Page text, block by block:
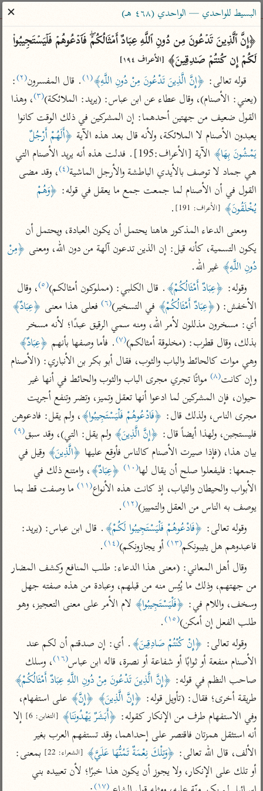
ساهم معنا في نشر القرآن والعلم الشرعي
الباحث القرآني
بحث تفسير علوم مصاحف معاجم
Type 2 or more characters for results.
Type 1 or more
characters for results.
أمّهات
تفسير الطبري
تفسير ابن كثير
تفسير القرطبي
تفسير البغوي
جمع الأقوال
تفسير ابن الجوزي
تفسير الماوردي
منتقاة
تفسير ابن القيم
تفسير ابن تيمية
عامّة
تفسير السمعاني
تفسير مكّي
محاسن التأويل
للقاسمي
تفسير الثعالبي
تفسير السمرقندي
تفسير الثعلبي
عامّة
فتح البيان للقنوجي
فتح القدير للشوكاني
موسوعات
تفسير الرازي
أخرى
أضواء البيان
نظم الدرر للبقاعي
لغة وبلاغة
التحرير والتنوير
المحرر الوجيز لابن
عطية
البحر المحيط لأبي
حيان
البسيط للواحدي
تفسير أبي السعود
الكشاف للزمخشري
معاصرة
الميسر
المختصر في
التفسير
تفسير السعدي
أيسر التفاسير
تفسير ابن عثيمين
مركَّزة العبارة
تفسير الجلالين
جامع البيان للإيجي
تفسير البيضاوي
تفسير النسفي
الوجيز للواحدي
تفسير ابن أبي زمنين
آثار
الدر المنثور
تفسير مقاتل
تفسير قتادة
اشترك لتصلك أخبار مشاريعنا
اشترك
راسلنا •تليجرام •تويتر
تعليمات•عن الباحث القرآني
البسيط للواحدي — الواحدي (٤٦٨ هـ)
✕
لَكُمۡ إِن كُنتُمۡ صَـٰدِقِینَ﴾ [الأعراف ١٩٤]
قوله تعالى: ﴿إِنَّ الَّذِينَ تَدْعُونَ مِنْ دُونِ اللَّهِ﴾(١) . قال المفسرون(٢)
(يعني: الأصنام)، وقال عطاء عن ابن عباس: (يريد: الملائكة)(٣)
يعبدون الأصنام لا الملائكة، ولأنه قال بعد هذه الآية
يَمْشُونَ بِهَا﴾
هي جماد لا توصف بالأيدي الباطشة والأرجل الماشية(٤)
القول في أن الأصنام لما جمعت جمع ما يعقل في قوله:
يُخْلَقُونَ﴾ [الأعراف: 191]
.
يكون التسمية، كأنه قيل: إن الذين تدعون آلهة من دون الله، ومعنى
دُونِ اللَّهِ﴾ غير الله.
وقوله: ﴿عِبَادٌ أَمْثَالُكُمْ﴾. قال الكلبي: (مملوكون أمثالكم)(٥)
الأخفش: (﴿عِبَادٌ أَمْثَالُكُمْ﴾ في التسخير)(٦) فعلى هذا معنى ﴿عِبَادٌ﴾
أي: مسخرون مذللون لأمر الله، ومنه سمي الرقيق عبدًا؛ لأنه مسخر
بذلك، وقال قطرب: (مخلوقة أمثالكم)(٧) . فأما وصفها بأنهم ﴿عِبَادٌ﴾
وإن كانت(٨)
مواتًا تجري مجرى الباب والثوب والحائط في أنها غير
مجرى الناس، ولذلك قال: ﴿فَادْعُوهُمْ فَلْيَسْتَجِيبُوا﴾
فليستجبن، ولهذا أيضاً قال: ﴿إِنَّ الَّذِينَ﴾ ولم يقل: التي)، وقد سبق(٩)
بيان هذا، (فإذا صيرت الأصنام كالناس فأوقع عليها ﴿الَّذِينَ﴾
جمعها: فليفعلوا صلح أن يقال لها(١٠) ﴿عِبَادٌ﴾
الأبواب والحيطان والثياب، إذ كانت هذه الأنواع(١١)
يوصف به الناس من العقل والتمييز)(١٢)
.
وقوله تعالى: ﴿فَادْعُوهُمْ فَلْيَسْتَجِيبُوا لَكُمْ﴾
فاعبدوهم هل يثيبونكم(١٣) أو يجازونكم)(١٤)
.
وقال أهل المعاني: (معنى هذا الدعاء: طلب المنافع وكشف المضار
وسخف، واللام في: ﴿فَلْيَسْتَجِيبُوا﴾
لام الأمر على معنى التعجيز، وهو
طلب الفعل إن أمكن)(١٥)
.
وقوله تعالى: ﴿إِنْ كُنْتُمْ صَادِقِينَ﴾
الأصنام منفعة أو ثوابًا أو شفاعة أو نصرة، قاله ابن عباس(١٦)
صاحب النظم في قوله: ﴿إِنَّ الَّذِينَ تَدْعُونَ مِنْ دُونِ اللَّهِ عِبَادٌ أَمْثَالُكُمْ﴾
طريقة أخرى؛ فقال: (تأويل قوله: ﴿إِنَّ الَّذِينَ﴾ ﴿إِنَّ﴾
وفي الاستفهام طرف من الإنكار كقوله: ﴿أَبَشَرٌ يَهْدُونَنَا﴾ [التغابن: 6]
أنه استثقل همزتان فاقتصر على إحداهما، وقد تستفهم العرب بغير
الألف، قال الله تعالى: ﴿وَتِلْكَ نِعْمَةٌ تَمُنُّهَا عَلَيَّ﴾ [الشعراء: 22]
(١٧)